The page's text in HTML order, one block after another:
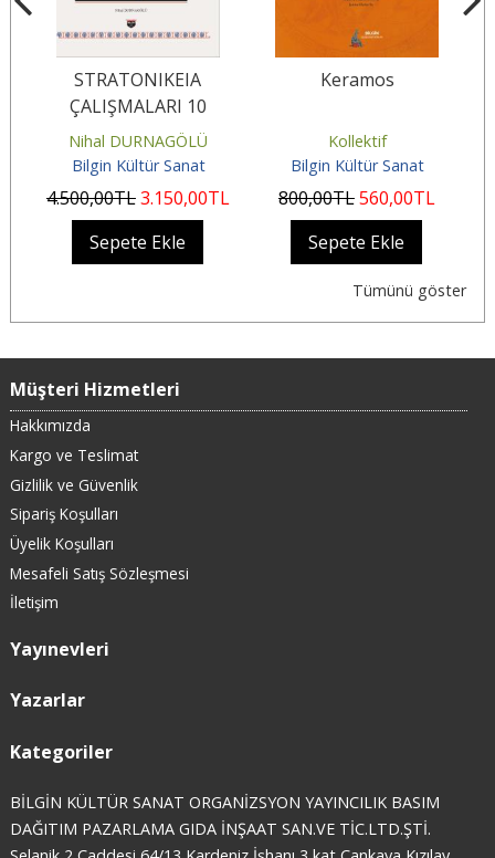
STRATONIKEIA
ÇALIŞMALARI 10
Nihal DURNAGÖLÜ
Bilgin Kültür Sanat
4.500,00TL3.150,00TL
Sepete Ekle
Keramos
Kollektif
Bilgin Kültür Sanat
800,00TL560,00TL
Sepete Ekle
Tümünü göster
Müşteri Hizmetleri
Hakkımızda
Kargo ve Teslimat
Gizlilik ve Güvenlik
Sipariş Koşulları
Üyelik Koşulları
Mesafeli Satış Sözleşmesi
İletişim
Yayınevleri
Yazarlar
Kategoriler
BİLGİN KÜLTÜR SANAT ORGANİZSYON YAYINCILIK BASIM
DAĞITIM PAZARLAMA GIDA İNŞAAT SAN.VE TİC.LTD.ŞTİ.